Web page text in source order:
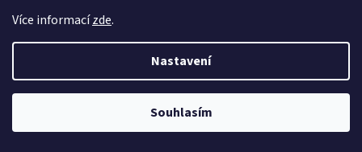
Více informacízde.
Nastavení
Souhlasím
Castle senzorový kabel plochý 250mm je určen ke spojení
senzorového motoru a regulátoru Castle.